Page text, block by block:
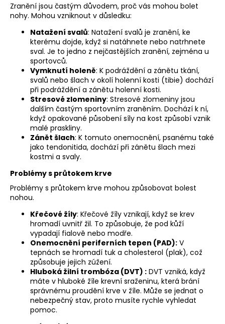
Zranění jsou častým důvodem, proč vás mohou bolet
nohy. Mohou vzniknout v důsledku:
Natažení svalů: Natažení svalů je zranění, ke
kterému dojde, když si natáhnete nebo natrhnete
sval. Je to jedno z nejčastějších zranění, zejména u
sportovců.
Vymknutí holeně: K podráždění a zánětu tkání,
svalů nebo šlach v okolí holenní kosti (tibie) dochází
při podráždění a zánětu holenní kosti.
Stresové zlomeniny: Stresové zlomeniny jsou
dalším častým sportovním zraněním. Dochází k ní,
když opakované působení síly na kost způsobí vznik
malé praskliny.
Zánět šlach: K tomuto onemocnění, psanému také
jako tendonitida, dochází při zánětu šlach mezi
kostmi a svaly.
Problémy s průtokem krve
Problémy s průtokem krve mohou způsobovat bolest
nohou.
Křečové žíly: Křečové žíly vznikají, když se krev
hromadí uvnitř žil. To způsobuje, že pod kůží
vypadají fialově nebo modře.
Onemocnění periferních tepen (PAD): V
tepnách se hromadí tuk a cholesterol (plak), což
způsobuje jejich zúžení.
Hluboká žilní trombóza (DVT) : DVT vzniká, když
máte v hluboké žíle krevní sraženinu, která brání
správnému proudění krve v žíle. Může se jednat o
nebezpečný stav, proto musíte rychle vyhledat
pomoc.